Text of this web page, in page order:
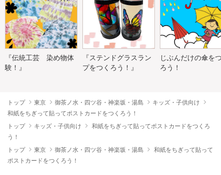
『伝統工芸 染め物体
験！』
『ステンドグラスラン
プをつくろう！』
じぶんだけの傘を
ろう！
トップ 東京 御茶ノ水・四ツ谷・神楽坂・湯島
キッズ・子供向け
和紙をちぎって貼ってポストカードをつくろう！
トップ
キッズ・子供向け
和紙をちぎって貼ってポストカードをつくろ
う！
トップ
東京 御茶ノ水・四ツ谷・神楽坂・湯島
和紙をちぎって貼って
ポストカードをつくろう！